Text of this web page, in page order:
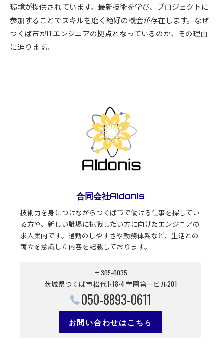
環境が提供されています。最新技術を学び、プロジェクトに
参加することでスキルを磨く絶好の機会が存在します。なぜ
つくば市がITエンジニアの拠点となっているのか、その理由
に迫ります。
合同会社AIdonis
技術力を身につけながらつくば市で働ける仕事を探してい
る方や、新しい職場に挑戦したい方に向けたエンジニアの
求人案内です。通勤のしやすさや勤務体系など、生活との
両立を意識した内容を記載しております。
〒305-0035
茨城県つくば市松代1-18-4 学園第一ビル201
050-8893-0611
お問い合わせはこちら